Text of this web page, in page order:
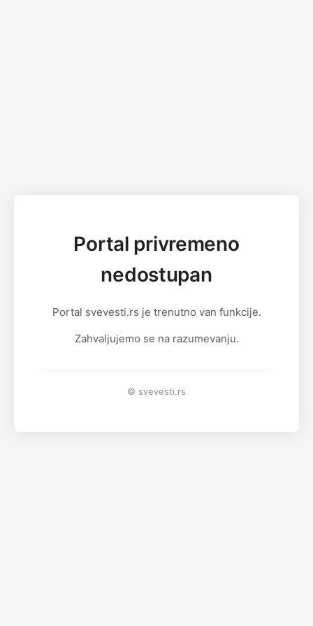
Portal privremeno
nedostupan
Portal svevesti.rs je trenutno van funkcije.
Zahvaljujemo se na razumevanju.
© svevesti.rs